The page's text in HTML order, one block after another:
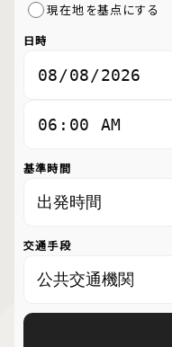
現在地を基点にする
日時
基準時間
交通手段